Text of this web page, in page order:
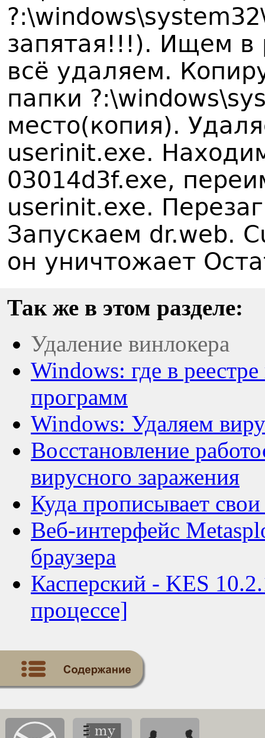
запятая!!!). Ищем в
всё удаляем.
папки
место(копия).
userinit.exe.
03014d3f.exe,
userinit.exe.
Запускаем dr.web.
он уничтожает
Так же в этом разделе:
Удаление винлокера
Windows: где в
программ
Windows: Удаляем
Восстановление
вирусного заражения
Куда прописывает
Веб-интерфейс
браузера
Касперский - KES
процессе]